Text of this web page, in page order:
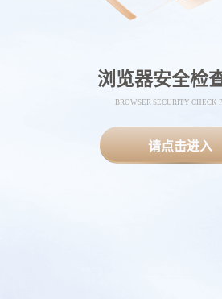
浏览器安全检
BROWSER SECURITY CHECK
请点击进入